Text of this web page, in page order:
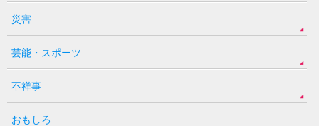
災害
芸能・スポーツ
不祥事
おもしろ